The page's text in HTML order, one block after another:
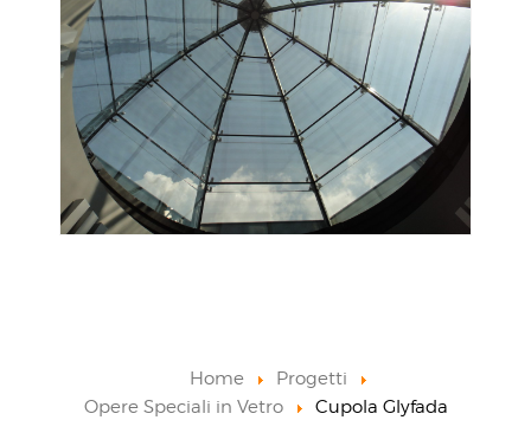
Home
Progetti
Opere Speciali in Vetro
Cupola Glyfada